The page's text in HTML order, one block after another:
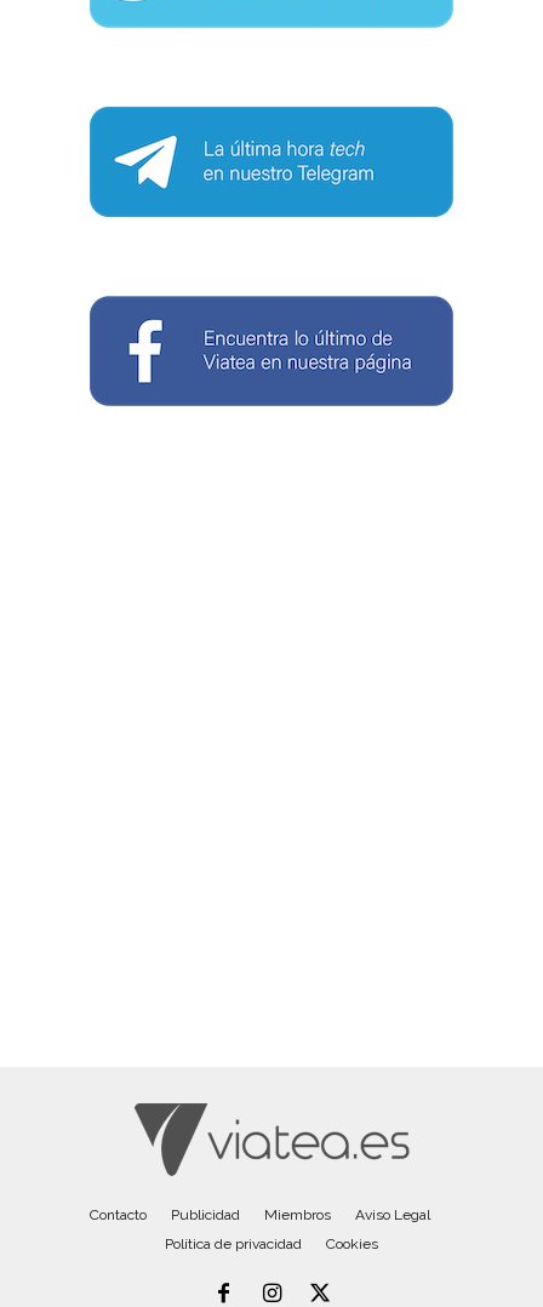
Contacto Publicidad Miembros
Aviso Legal
Política de privacidad
Cookies